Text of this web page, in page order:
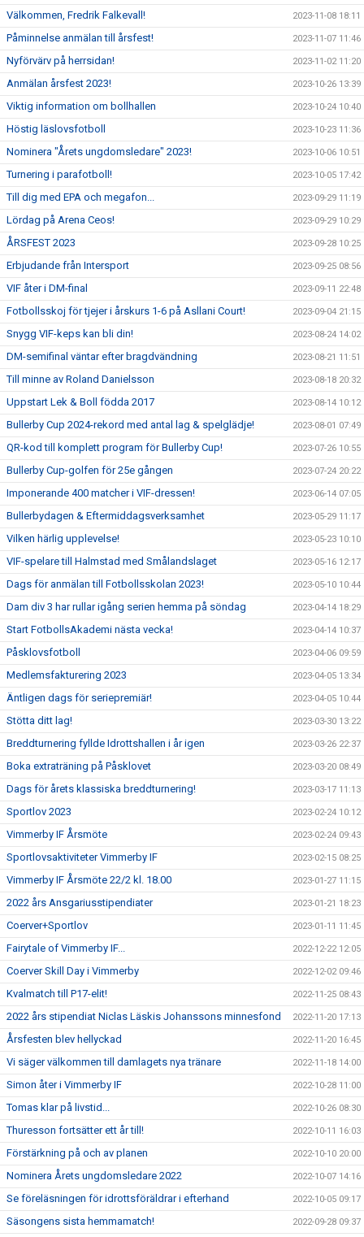
Välkommen, Fredrik Falkevall! 2023-11-08 18:11
Påminnelse anmälan till årsfest! 2023-11-07 11:46
Nyförvärv på herrsidan! 2023-11-02 11:20
Anmälan årsfest 2023! 2023-10-26 13:39
Viktig information om bollhallen 2023-10-24 10:40
Höstig läslovsfotboll 2023-10-23 11:36
Nominera "Årets ungdomsledare" 2023! 2023-10-06 10:51
Turnering i parafotboll! 2023-10-05 17:42
Till dig med EPA och megafon... 2023-09-29 11:19
Lördag på Arena Ceos! 2023-09-29 10:29
ÅRSFEST 2023 2023-09-28 10:25
Erbjudande från Intersport 2023-09-25 08:56
VIF åter i DM-final 2023-09-11 22:48
Fotbollsskoj för tjejer i årskurs 1-6 på Asllani Court! 2023-09-04 21:15
Snygg VIF-keps kan bli din! 2023-08-24 14:02
DM-semifinal väntar efter bragdvändning 2023-08-21 11:51
Till minne av Roland Danielsson 2023-08-18 20:32
Uppstart Lek & Boll födda 2017 2023-08-14 10:12
Bullerby Cup 2024-rekord med antal lag & spelglädje! 2023-08-01 07:49
QR-kod till komplett program för Bullerby Cup! 2023-07-26 10:55
Bullerby Cup-golfen för 25e gången 2023-07-24 20:22
Imponerande 400 matcher i VIF-dressen! 2023-06-14 07:05
Bullerbydagen & Eftermiddagsverksamhet 2023-05-29 11:17
Vilken härlig upplevelse! 2023-05-23 10:10
VIF-spelare till Halmstad med Smålandslaget 2023-05-16 12:17
Dags för anmälan till Fotbollsskolan 2023! 2023-05-10 10:44
Dam div 3 har rullar igång serien hemma på söndag 2023-04-14 18:29
Start FotbollsAkademi nästa vecka! 2023-04-14 10:37
Påsklovsfotboll 2023-04-06 09:59
Medlemsfakturering 2023 2023-04-05 13:34
Äntligen dags för seriepremiär! 2023-04-05 10:44
Stötta ditt lag! 2023-03-30 13:22
Breddturnering fyllde Idrottshallen i år igen 2023-03-26 22:37
Boka extraträning på Påsklovet 2023-03-20 08:49
Dags för årets klassiska breddturnering! 2023-03-17 11:13
Sportlov 2023 2023-02-24 10:12
Vimmerby IF Årsmöte 2023-02-24 09:43
Sportlovsaktiviteter Vimmerby IF 2023-02-15 08:25
Vimmerby IF Årsmöte 22/2 kl. 18.00 2023-01-27 11:15
2022 års Ansgariusstipendiater 2023-01-21 18:23
Coerver+Sportlov 2023-01-11 11:45
Fairytale of Vimmerby IF... 2022-12-22 12:05
Coerver Skill Day i Vimmerby 2022-12-02 09:46
Kvalmatch till P17-elit! 2022-11-25 08:43
2022 års stipendiat Niclas Läskis Johanssons minnesfond 2022-11-20 17:13
Årsfesten blev hellyckad 2022-11-20 16:45
Vi säger välkommen till damlagets nya tränare 2022-11-18 14:00
Simon åter i Vimmerby IF 2022-10-28 11:00
Tomas klar på livstid... 2022-10-26 08:30
Thuresson fortsätter ett år till! 2022-10-11 16:03
Förstärkning på och av planen 2022-10-10 20:00
Nominera Årets ungdomsledare 2022 2022-10-07 14:16
Se föreläsningen för idrottsföräldrar i efterhand 2022-10-05 09:17
Säsongens sista hemmamatch! 2022-09-28 09:37